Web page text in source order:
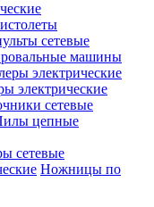
сетевые
машины
электрические
электрические
сетевые
цепные
сетевые
Ножницы по